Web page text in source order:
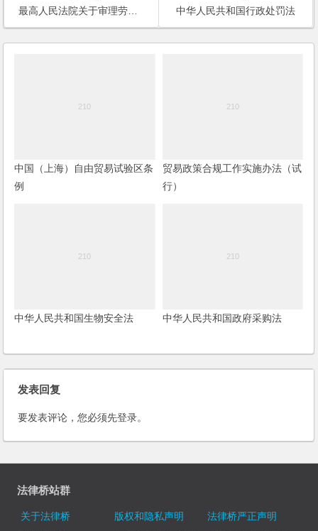
最高人民法院关于审理劳动争议案件适用法律问题的解释（一）
中华人民共和国行政处罚法
中国（上海）自由贸易试验区条
例
贸易政策合规工作实施办法（试
行）
中华人民共和国生物安全法 中华人民共和国政府采购法
发表回复
要发表评论，您必须先登录。
法律桥站群
关于法律桥 版权和隐私声明
法律桥严正声明